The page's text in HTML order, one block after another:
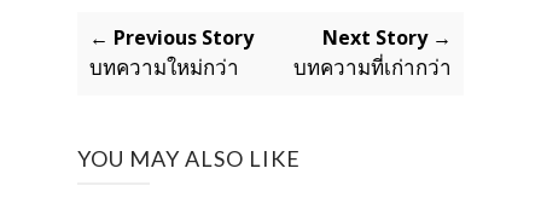
← Previous Story
บทความใหม่กว่า
Next Story →
บทความที่เก่ากว่า
YOU MAY ALSO LIKE